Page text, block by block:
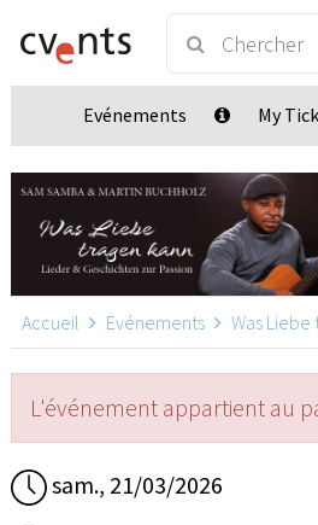
Evénements My
Accueil Evénements Was Liebe
L'événement appartient au
sam., 21/03/2026